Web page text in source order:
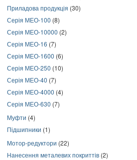
Приладова продукція (30)
Серія МЕО-100 (8)
Серія МЕО-10000 (2)
Серія МЕО-16 (7)
Серія МЕО-1600 (6)
Серія МЕО-250 (10)
Серія МЕО-40 (7)
Серія МЕО-4000 (4)
Серія МЕО-630 (7)
Муфти (4)
Підшипники (1)
Мотор-редуктори (22)
Нанесення металевих покриттів (2)